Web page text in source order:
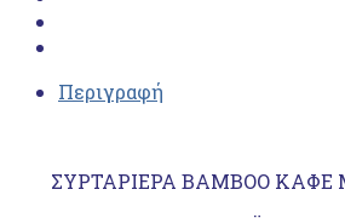
Περιγραφή
ΣΥΡΤΑΡΙΕΡΑ BAMBOO ΚΑΦΕ